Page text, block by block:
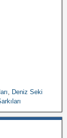
, Deniz Seki